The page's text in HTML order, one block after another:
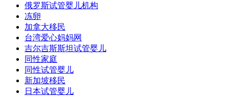
俄罗斯试管婴儿机构
冻卵
加拿大移民
台湾爱心妈妈网
吉尔吉斯斯坦试管婴儿
同性家庭
同性试管婴儿
新加坡移民
日本试管婴儿